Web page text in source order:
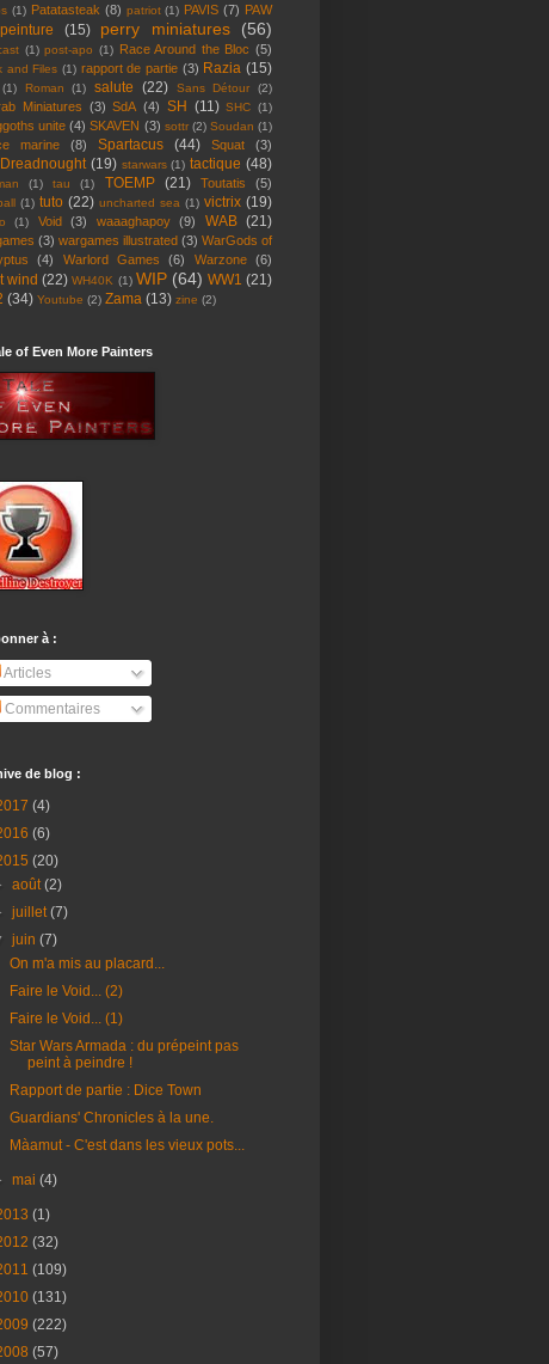
(1) Patatasteak (8) patriot (1) PAVIS (7) PAW
peinture (15) perry miniatures (56)
(1) post-apo (1) Race Around the Bloc (5)
and Files (1) rapport de partie (3) Razia (15)
(1) Roman (1) salute (22) Sans Détour (2)
Miniatures (3) SdA (4) SH (11) SHC (1)
unite (4) SKAVEN (3) sottr (2) Soudan (1)
marine (8) Spartacus (44) Squat (3)
(19) starwars (1) tactique (48)
(1) tau (1) TOEMP (21) Toutatis (5)
(1) tuto (22) uncharted sea (1) victrix (19)
(1) Void (3) waaaghapoy (9) WAB (21)
(3) wargames illustrated (3) WarGods of
(4) Warlord Games (6) Warzone (6)
wind (22) WH40K (1) WIP (64) WW1 (21)
(34) Youtube (2) Zama (13) zine (2)
of Even More Painters
à :
Articles
Commentaires
de blog :
(4)
(6)
(20)
août(2)
juillet(7)
juin(7)
On m'a mis au placard...
Faire le Void... (2)
Faire le Void... (1)
Star Wars Armada : du prépeint pas
peint à peindre !
Rapport de partie : Dice Town
Guardians' Chronicles à la une.
Màamut - C'est dans les vieux pots...
mai(4)
(1)
(32)
(109)
(131)
(222)
(57)